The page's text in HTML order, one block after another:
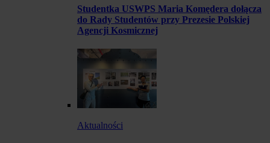
Studentka USWPS Maria Komędera dołącza
do Rady Studentów przy Prezesie Polskiej
Agencji Kosmicznej
Aktualności